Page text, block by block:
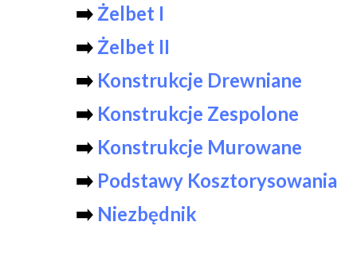
➡️ Żelbet I
➡️ Żelbet II
➡️ Konstrukcje Drewniane
➡️ Konstrukcje Zespolone
➡️ Konstrukcje Murowane
➡️ Podstawy Kosztorysowania
➡️ Niezbędnik